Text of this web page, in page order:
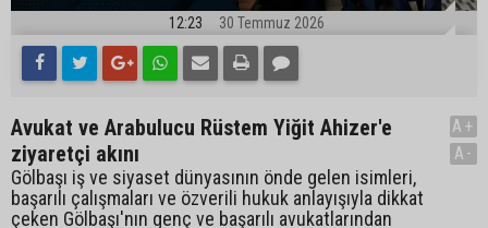
12:23 30 Temmuz 2026
Avukat ve Arabulucu Rüstem Yiğit Ahizer'e
ziyaretçi akını
Gölbaşı iş ve siyaset dünyasının önde gelen isimleri,
başarılı çalışmaları ve özverili hukuk anlayışıyla dikkat
çeken Gölbaşı'nın genç ve başarılı avukatlarından
A+
A-